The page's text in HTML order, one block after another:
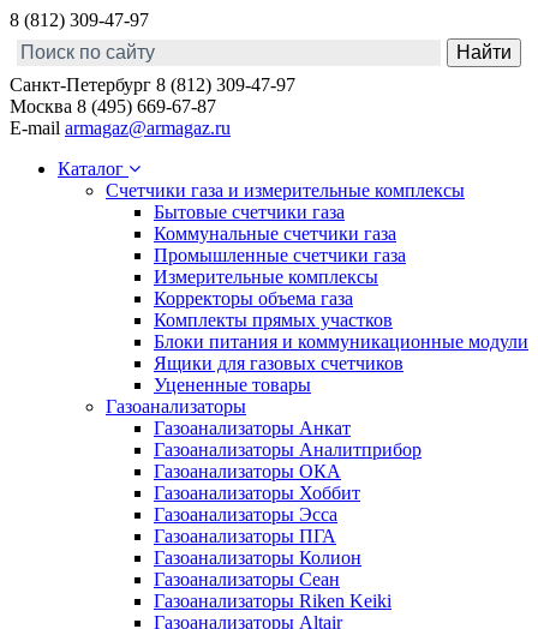
8 (812) 309-47-97
Санкт-Петербург 8 (812) 309-47-97
Москва 8 (495) 669-67-87
E-mail armagaz@armagaz.ru
Каталог
Счетчики газа и измерительные комплексы
Бытовые счетчики газа
Коммунальные счетчики газа
Промышленные счетчики газа
Измерительные комплексы
Корректоры объема газа
Комплекты прямых участков
Блоки питания и коммуникационные модули
Ящики для газовых счетчиков
Уцененные товары
Газоанализаторы
Газоанализаторы Анкат
Газоанализаторы Аналитприбор
Газоанализаторы ОКА
Газоанализаторы Хоббит
Газоанализаторы Эсса
Газоанализаторы ПГА
Газоанализаторы Колион
Газоанализаторы Сеан
Газоанализаторы Riken Keiki
Газоанализаторы Altair